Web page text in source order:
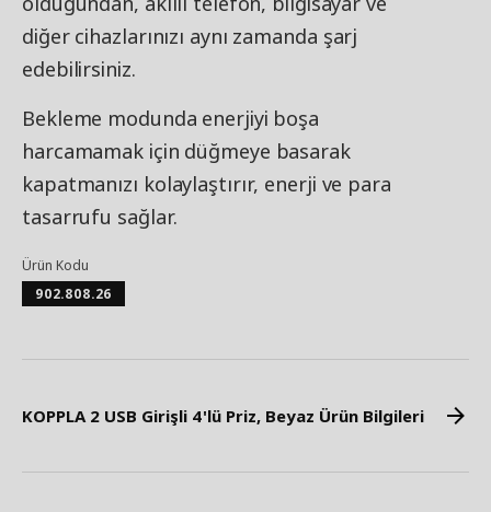
diğer cihazlarınızı aynı zamanda şarj
edebilirsiniz.
Bekleme modunda enerjiyi boşa
harcamamak için düğmeye basarak
kapatmanızı kolaylaştırır, enerji ve para
tasarrufu sağlar.
Ürün Kodu
902.808.26
KOPPLA 2 USB Girişli 4'lü Priz, Beyaz Ürün Bilgileri